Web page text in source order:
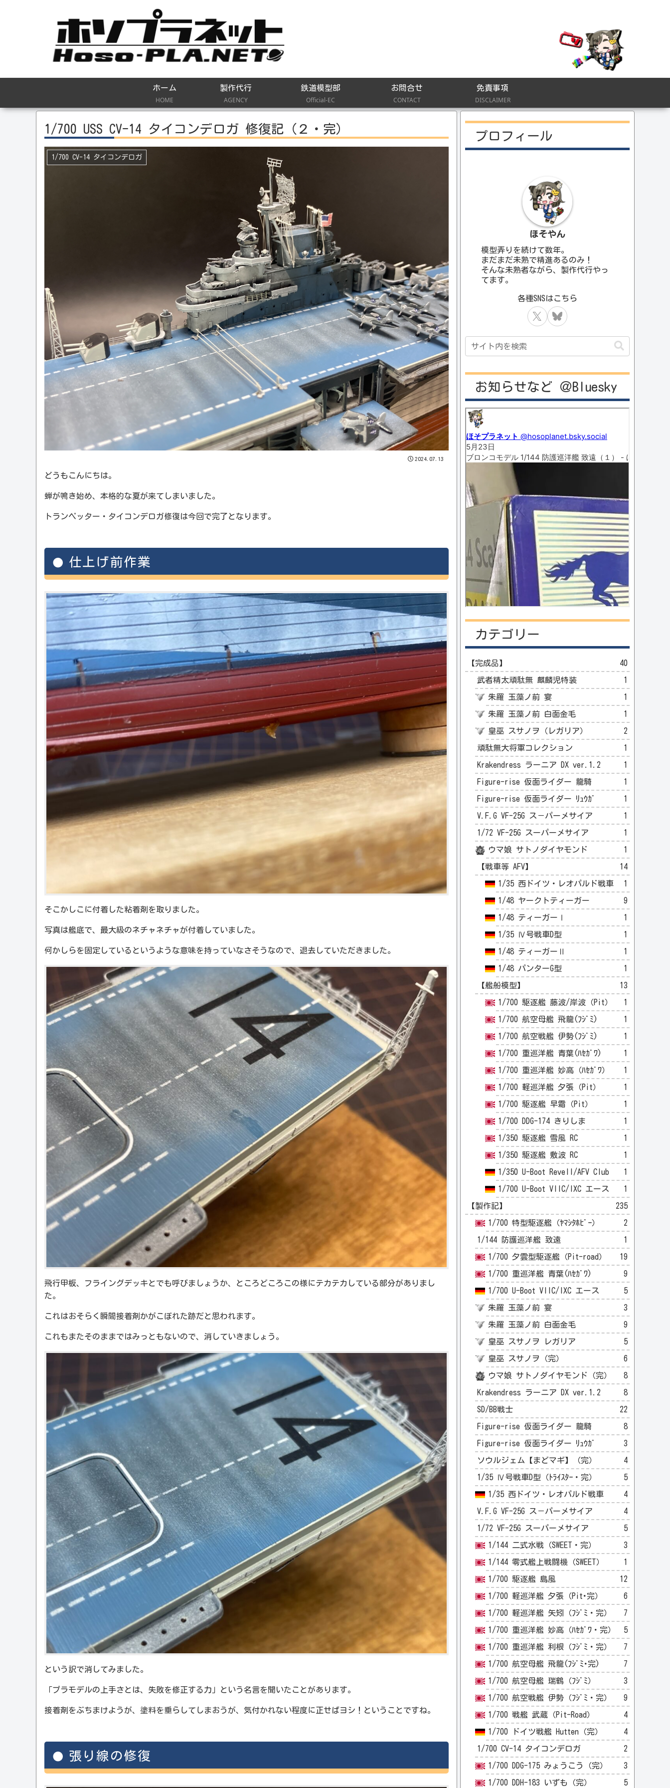
ホーム
HOME
製作代行
AGENCY
鉄道模型部
Official-EC
お問合せ
CONTACT
免責事項
DISCLAIMER
1/700 USS CV-14 タイコンデロガ 修復記（２・完）
1/700 CV-14 タイコンデロガ
2024.07.13
どうもこんにちは。
蝉が鳴き始め、本格的な夏が来てしまいました。
トランペッター・タイコンデロガ修復は今回で完了となります。
仕上げ前作業
そこかしこに付着した粘着剤を取りました。
写真は艦底で、最大級のネチャネチャが付着していました。
何かしらを固定しているというような意味を持っていなさそうなので、退去していただきました。
飛行甲板、フライングデッキとでも呼びましょうか、ところどころこの様にテカテカしている部分がありまし
た。
これはおそらく瞬間接着剤かがこぼれた跡だと思われます。
これもまたそのままではみっともないので、消していきましょう。
という訳で消してみました。
「プラモデルの上手さとは、失敗を修正する力」という名言を聞いたことがあります。
接着剤をぶちまけようが、塗料を垂らしてしまおうが、気付かれない程度に正せばヨシ！ということですね。
張り線の修復
プロフィール
ほそやん
模型弄りを続けて数年。
まだまだ未熟で精進あるのみ！
そんな未熟者ながら、製作代行やっ
てます。
お知らせなど ＠Bluesky
カテゴリー
【完成品】 40
武者精太頑駄無 麒麟児特装 1
朱羅 玉藻ノ前 宴 1
朱羅 玉藻ノ前 白面金毛 1
皇巫 スサノヲ（レガリア） 2
頑駄無大将軍コレクション 1
Krakendress ラーニア DX ver.1.2 1
Figure-rise 仮面ライダー 龍騎 1
Figure-rise 仮面ライダー ﾘｭｳｶﾞ 1
V.F.G VF-25G ス－パーメサイア 1
1/72 VF-25G スーパーメサイア 1
ウマ娘 サトノダイヤモンド 1
【戦車等 AFV】 14
1/35 西ドイツ・レオパルド戦車 1
1/48 ヤークトティーガー 9
1/48 ティーガーⅠ 1
1/35 Ⅳ号戦車D型 1
1/48 ティーガーⅡ 1
1/48 パンターG型 1
【艦船模型】 13
1/700 駆逐艦 藤波/岸波（Pit） 1
1/700 航空母艦 飛龍(ﾌｼﾞﾐ) 1
1/700 航空戦艦 伊勢(ﾌｼﾞﾐ) 1
1/700 重巡洋艦 青葉(ﾊｾｶﾞﾜ) 1
1/700 重巡洋艦 妙高（ﾊｾｶﾞﾜ） 1
1/700 軽巡洋艦 夕張（Pit） 1
1/700 駆逐艦 早霜（Pit） 1
1/700 DDG-174 きりしま 1
1/350 駆逐艦 雪風 RC 1
1/350 駆逐艦 敷波 RC 1
1/350 U-Boot Revell/AFV Club 1
1/700 U-Boot VIIC/IXC エース 1
【製作記】 235
1/700 特型駆逐艦（ﾔﾏｼﾀﾎﾋﾞｰ） 2
1/144 防護巡洋艦 致遠 1
1/700 夕雲型駆逐艦（Pit-road） 19
1/700 重巡洋艦 青葉(ﾊｾｶﾞﾜ) 9
1/700 U-Boot VIIC/IXC エース 5
朱羅 玉藻ノ前 宴 3
朱羅 玉藻ノ前 白面金毛 9
皇巫 スサノヲ レガリア 5
皇巫 スサノヲ（完） 6
ウマ娘 サトノダイヤモンド（完） 8
Krakendress ラーニア DX ver.1.2 8
SD/BB戦士 22
Figure-rise 仮面ライダー 龍騎 8
Figure-rise 仮面ライダー ﾘｭｳｶﾞ 3
ソウルジェム【まどマギ】（完） 4
1/35 Ⅳ号戦車D型（ﾄﾗｲｽﾀｰ・完） 5
1/35 西ドイツ・レオパルド戦車 4
V.F.G VF-25G ス－パーメサイア 4
1/72 VF-25G スーパーメサイア 5
1/144 二式水戦（SWEET・完） 3
1/144 零式艦上戦闘機（SWEET） 1
1/700 駆逐艦 島風 12
1/700 軽巡洋艦 夕張（Pit･完） 6
1/700 軽巡洋艦 矢矧（ﾌｼﾞﾐ・完） 7
1/700 重巡洋艦 妙高（ﾊｾｶﾞﾜ・完） 5
1/700 重巡洋艦 利根（ﾌｼﾞﾐ・完） 7
1/700 航空母艦 飛龍(ﾌｼﾞﾐ･完) 7
1/700 航空母艦 瑞鶴（ﾌｼﾞﾐ） 3
1/700 航空戦艦 伊勢（ﾌｼﾞﾐ・完） 9
1/700 戦艦 武蔵（Pit-Road） 4
1/700 ドイツ戦艦 Hutten（完） 4
1/700 CV-14 タイコンデロガ 2
1/700 DDG-175 みょうこう（完） 3
1/700 DDH-183 いずも（完） 5